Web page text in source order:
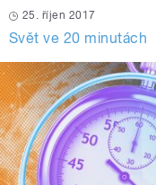
25. říjen 2017
Svět ve 20 minutách